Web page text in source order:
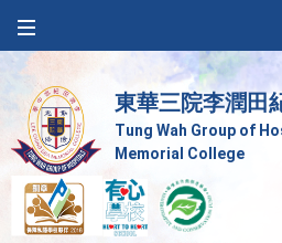
東華三院李潤田
Tung Wah Group of
Memorial College